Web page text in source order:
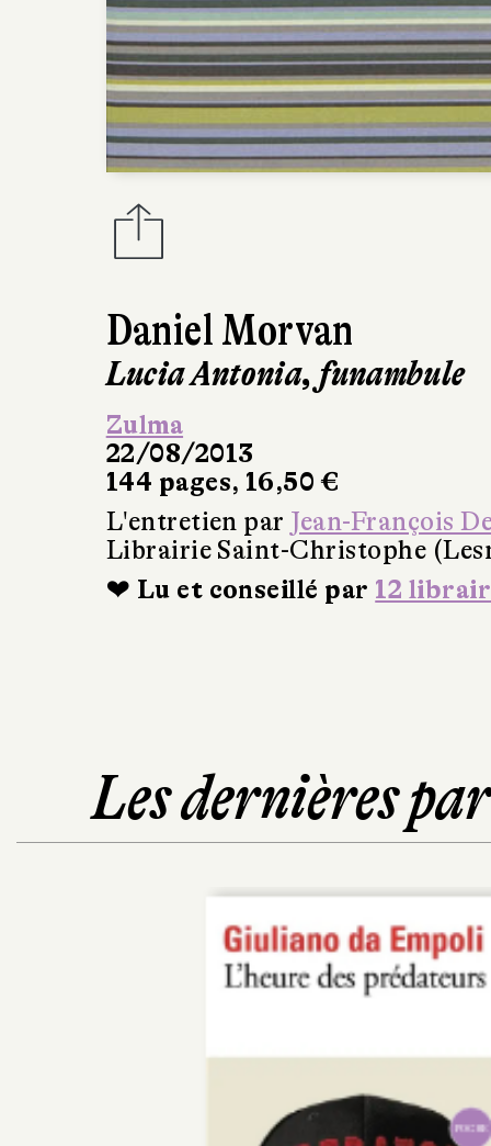
Daniel Morvan
Lucia Antonia, funambule
Zulma
22/08/2013
144 pages, 16,50 €
L'entretien par Jean-François
Librairie Saint-Christophe
❤ Lu et conseillé par 12
Les dernières
POCHE